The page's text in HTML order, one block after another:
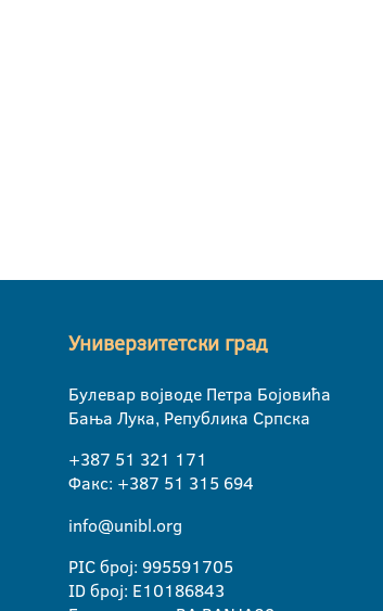
Универзитетски град
Булевар војводе Петра Бојовића
Бања Лука, Република Српска
+387 51 321 171
Факс: +387 51 315 694
info@unibl.org
PIC број: 995591705
ID број: E10186843